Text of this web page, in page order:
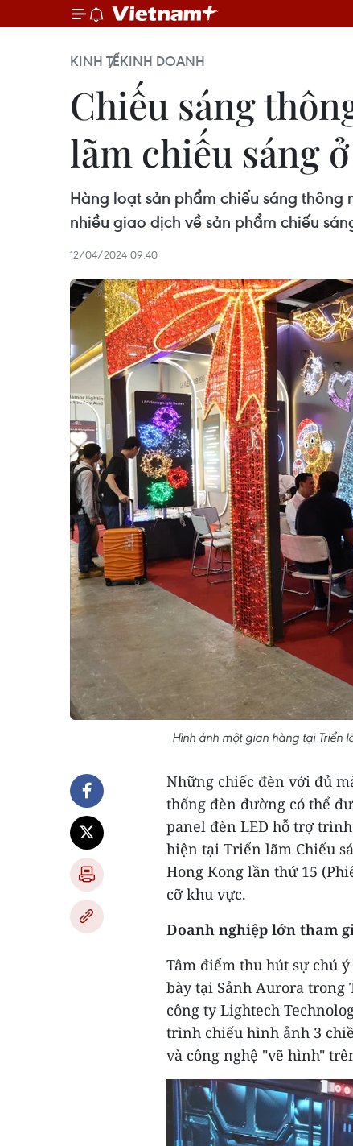
KINH TẾKINH DOANH
Chiếu sáng
lãm chiếu sáng
Hàng loạt sản phẩm chiếu sáng
nhiều giao dịch về sản phẩm chiếu
12/04/2024 09:40
Hình ảnh một gian hàng tại Triển
Những chiếc đèn với đủ
thống đèn đường có thể
panel đèn LED hỗ trợ
hiện tại Triển lãm Chiếu
Hong Kong lần thứ 15
cỡ khu vực.
Doanh nghiệp lớn tham
Tâm điểm thu hút sự chú
bày tại Sảnh Aurora trong
công ty Lightech
trình chiếu hình ảnh 3
và công nghệ "vẽ hình"